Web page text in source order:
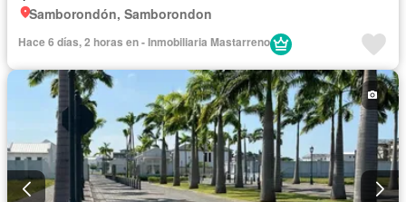
Samborondón, Samborondon
Hace 6 días, 2 horas en - Inmobiliaria Mastarreno